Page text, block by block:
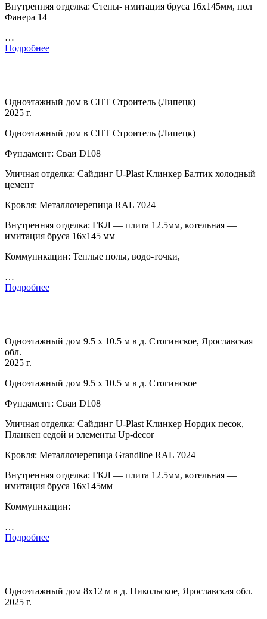
Внутренняя отделка: Стены- имитация бруса 16х145мм, пол
Фанера 14
…
Подробнее
Одноэтажный дом в СНТ Строитель (Липецк)
2025 г.
Одноэтажный дом в СНТ Строитель (Липецк)
Фундамент: Сваи D108
Уличная отделка: Сайдинг U-Plast Клинкер Балтик холодный
цемент
Кровля: Металлочерепица RAL 7024
Внутренняя отделка: ГКЛ — плита 12.5мм, котельная —
имитация бруса 16х145 мм
Коммуникации: Теплые полы, водо-точки,
…
Подробнее
Одноэтажный дом 9.5 х 10.5 м в д. Стогинское, Ярославская
обл.
2025 г.
Одноэтажный дом 9.5 х 10.5 м в д. Стогинское
Фундамент: Сваи D108
Уличная отделка: Сайдинг U-Plast Клинкер Нордик песок,
Планкен седой и элементы Up-decor
Кровля: Металлочерепица Grandline RAL 7024
Внутренняя отделка: ГКЛ — плита 12.5мм, котельная —
имитация бруса 16х145мм
Коммуникации:
…
Подробнее
Одноэтажный дом 8х12 м в д. Никольское, Ярославская обл.
2025 г.